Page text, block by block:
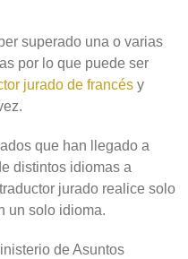
superado una o varias
por lo que puede ser
jurado de francés y
que han llegado a
distintos idiomas a
jurado realice solo
un solo idioma.
de Asuntos